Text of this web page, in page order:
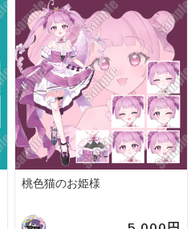
桃色猫のお姫様